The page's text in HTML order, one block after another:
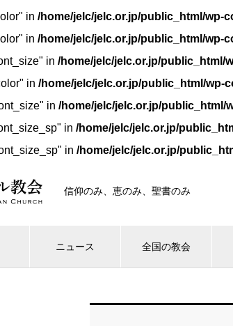
in /home/jelc/jelc.or.jp/public_html/wp-
in /home/jelc/jelc.or.jp/public_html/wp-
in /home/jelc/jelc.or.jp/public_html/
in /home/jelc/jelc.or.jp/public_html/wp-
in /home/jelc/jelc.or.jp/public_html/
in /home/jelc/jelc.or.jp/
in /home/jelc/jelc.or.jp/
信仰のみ、恵のみ、聖書のみ
ニュース 全国の教会